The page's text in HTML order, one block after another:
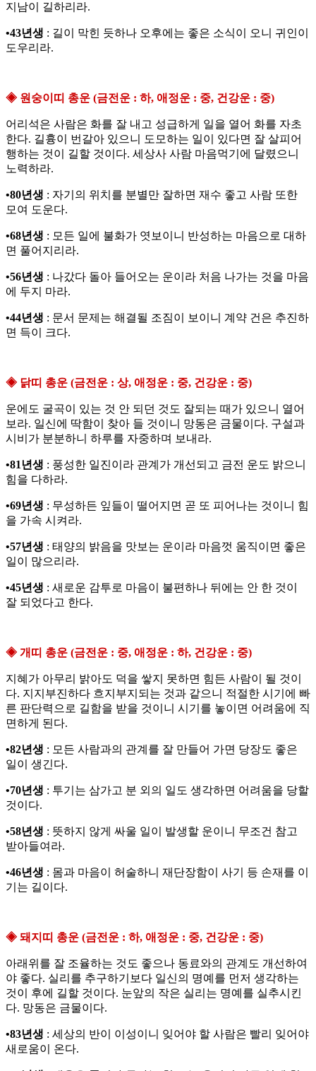
지남이 길하리라.
•43년생 : 길이 막힌 듯하나 오후에는 좋은 소식이 오니 귀인이
도우리라.
◈ 원숭이띠 총운 (금전운 : 하, 애정운 : 중, 건강운 : 중)
어리석은 사람은 화를 잘 내고 성급하게 일을 열어 화를 자초
한다. 길흉이 번갈아 있으니 도모하는 일이 있다면 잘 살피어
행하는 것이 길할 것이다. 세상사 사람 마음먹기에 달렸으니
노력하라.
•80년생 : 자기의 위치를 분별만 잘하면 재수 좋고 사람 또한
모여 도운다.
•68년생 : 모든 일에 불화가 엿보이니 반성하는 마음으로 대하
면 풀어지리라.
•56년생 : 나갔다 돌아 들어오는 운이라 처음 나가는 것을 마음
에 두지 마라.
•44년생 : 문서 문제는 해결될 조짐이 보이니 계약 건은 추진하
면 득이 크다.
◈ 닭띠 총운 (금전운 : 상, 애정운 : 중, 건강운 : 중)
운에도 굴곡이 있는 것 안 되던 것도 잘되는 때가 있으니 열어
보라. 일신에 딱함이 찾아 들 것이니 망동은 금물이다. 구설과
시비가 분분하니 하루를 자중하며 보내라.
•81년생 : 풍성한 일진이라 관계가 개선되고 금전 운도 밝으니
힘을 다하라.
•69년생 : 무성하든 잎들이 떨어지면 곧 또 피어나는 것이니 힘
을 가속 시켜라.
•57년생 : 태양의 밝음을 맛보는 운이라 마음껏 움직이면 좋은
일이 많으리라.
•45년생 : 새로운 감투로 마음이 불편하나 뒤에는 안 한 것이
잘 되었다고 한다.
◈ 개띠 총운 (금전운 : 중, 애정운 : 하, 건강운 : 중)
지혜가 아무리 밝아도 덕을 쌓지 못하면 힘든 사람이 될 것이
다. 지지부진하다 흐지부지되는 것과 같으니 적절한 시기에 빠
른 판단력으로 길함을 받을 것이니 시기를 놓이면 어려움에 직
면하게 된다.
•82년생 : 모든 사람과의 관계를 잘 만들어 가면 당장도 좋은
일이 생긴다.
•70년생 : 투기는 삼가고 분 외의 일도 생각하면 어려움을 당할
것이다.
•58년생 : 뜻하지 않게 싸울 일이 발생할 운이니 무조건 참고
받아들여라.
•46년생 : 몸과 마음이 허술하니 재단장함이 사기 등 손재를 이
기는 길이다.
◈ 돼지띠 총운 (금전운 : 하, 애정운 : 중, 건강운 : 중)
아래위를 잘 조율하는 것도 좋으나 동료와의 관계도 개선하여
야 좋다. 실리를 추구하기보다 일신의 명예를 먼저 생각하는
것이 후에 길할 것이다. 눈앞의 작은 실리는 명예를 실추시킨
다. 망동은 금물이다.
•83년생 : 세상의 반이 이성이니 잊어야 할 사람은 빨리 잊어야
새로움이 온다.